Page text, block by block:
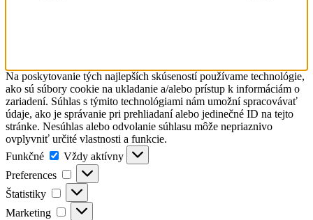
Na poskytovanie tých najlepších skúseností používame technológie,
ako sú súbory cookie na ukladanie a/alebo prístup k informáciám o
zariadení. Súhlas s týmito technológiami nám umožní spracovávať
údaje, ako je správanie pri prehliadaní alebo jedinečné ID na tejto
stránke. Nesúhlas alebo odvolanie súhlasu môže nepriaznivo
ovplyvniť určité vlastnosti a funkcie.
Funkčné
Funkčné
Vždy aktívny
Preferences
Preferences
Štatistiky Štatistiky
Marketing Marketing